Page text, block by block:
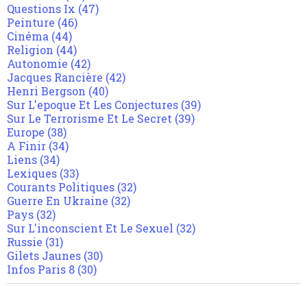
Questions Ix (47)
Peinture (46)
Cinéma (44)
Religion (44)
Autonomie (42)
Jacques Rancière (42)
Henri Bergson (40)
Sur L'epoque Et Les Conjectures (39)
Sur Le Terrorisme Et Le Secret (39)
Europe (38)
A Finir (34)
Liens (34)
Lexiques (33)
Courants Politiques (32)
Guerre En Ukraine (32)
Pays (32)
Sur L'inconscient Et Le Sexuel (32)
Russie (31)
Gilets Jaunes (30)
Infos Paris 8 (30)